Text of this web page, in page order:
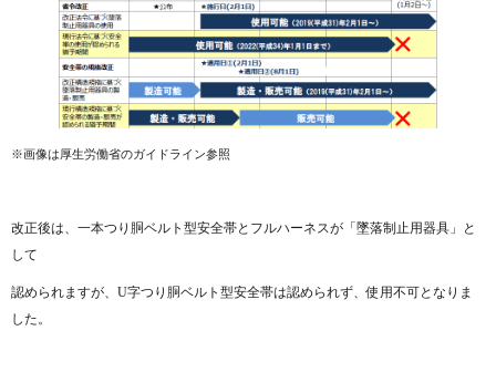
※画像は厚生労働省のガイドライン参照
改正後は、一本つり胴ベルト型安全帯とフルハーネスが「墜落制止用器具」と
して
認められますが、U字つり胴ベルト型安全帯は認められず、使用不可となりま
した。